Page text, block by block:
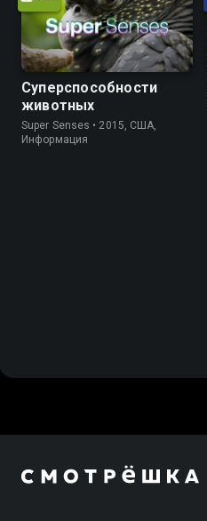
Суперспособности
животных
Super Senses • 2015, США,
Информация